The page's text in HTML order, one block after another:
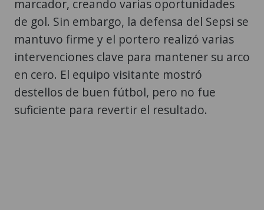
marcador, creando varias oportunidades
de gol. Sin embargo, la defensa del Sepsi se
mantuvo firme y el portero realizó varias
intervenciones clave para mantener su arco
en cero. El equipo visitante mostró
destellos de buen fútbol, pero no fue
suficiente para revertir el resultado.